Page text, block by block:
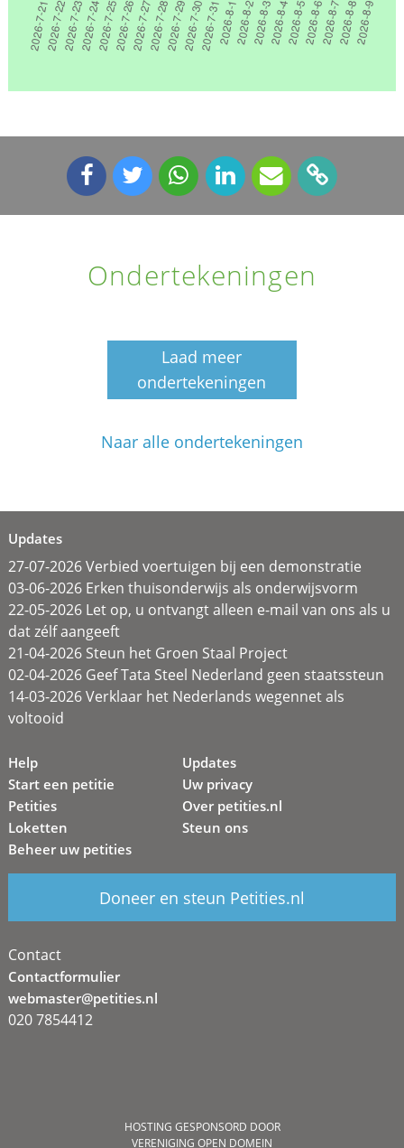
Ondertekeningen
Laad meer
ondertekeningen
Naar alle ondertekeningen
Updates
27-07-2026 Verbied voertuigen bij een demonstratie
03-06-2026 Erken thuisonderwijs als onderwijsvorm
22-05-2026 Let op, u ontvangt alleen e-mail van ons als u
dat zélf aangeeft
21-04-2026 Steun het Groen Staal Project
02-04-2026 Geef Tata Steel Nederland geen staatssteun
14-03-2026 Verklaar het Nederlands wegennet als
voltooid
Help
Start een petitie
Petities
Loketten
Beheer uw petities
Updates
Uw privacy
Over petities.nl
Steun ons
Doneer en steun Petities.nl
Contact
Contactformulier
webmaster@petities.nl
020 7854412
HOSTING GESPONSORD DOOR
VERENIGING OPEN DOMEIN